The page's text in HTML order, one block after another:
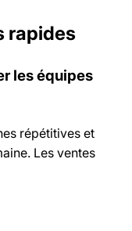
rapides
les équipes
répétitives et
Les ventes